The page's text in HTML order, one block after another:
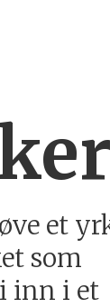
et
som
inn i et